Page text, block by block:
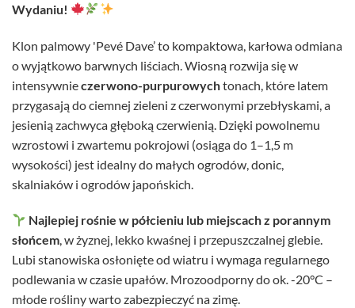
Wydaniu!
Klon palmowy 'Pevé Dave’ to kompaktowa, karłowa odmiana
o wyjątkowo barwnych liściach. Wiosną rozwija się w
intensywnieczerwono-purpurowychtonach, które latem
przygasają do ciemnej zieleni z czerwonymi przebłyskami, a
jesienią zachwyca głęboką czerwienią. Dzięki powolnemu
wzrostowi i zwartemu pokrojowi (osiąga do 1–1,5 m
wysokości) jest idealny do małych ogrodów, donic,
skalniaków i ogrodów japońskich.
Najlepiej rośnie w półcieniu lub miejscach z porannym
słońcem, w żyznej, lekko kwaśnej i przepuszczalnej glebie.
Lubi stanowiska osłonięte od wiatru i wymaga regularnego
podlewania w czasie upałów. Mrozoodporny do ok. -20°C –
młode rośliny warto zabezpieczyć na zimę.